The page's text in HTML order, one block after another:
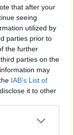
that after your
seeing
utilized by
parties prior to
the further
parties on the
may
IAB’s List of
it to other
διότι η
προσπάθεια
αυτές. Για τις
όπου συνήθως
με τα
Jumeirah Lake
στο